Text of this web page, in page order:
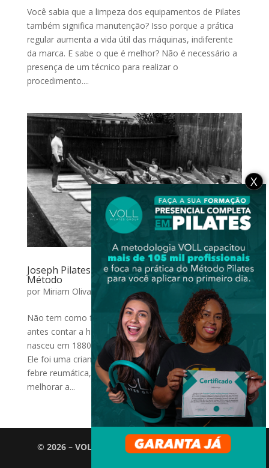
Você sabia que a limpeza dos equipamentos de Pilates
também significa manutenção? Isso porque a prática
regular aumenta a vida útil das máquinas, indiferente
da marca. E sabe o que é melhor? Não é necessário a
presença de um técnico para realizar o
procedimento....
Joseph Pilates e a origem do seu poderoso
Método
por Miriam Olivar abr 18, 2017 Pilates Clássico
Não tem como falar sobre o Método Pilates, sem
antes contar a história do seu criador. Joseph Pilates
nasceu em 1880 perto de Düsseldorf, na Alemanha.
Ele foi uma criança frágil, asmática, raquítica e com
febre reumática, porém tornou-se tão determinado a
melhorar a...
© 2026 – VOLL Pilates Group. Todos os direitos
X